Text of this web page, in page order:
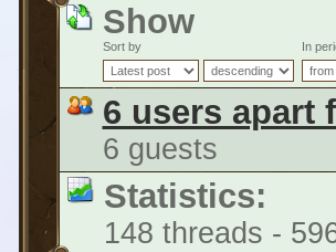
Show
Sort by In
6 users apart
6 guests
Statistics:
148 threads -